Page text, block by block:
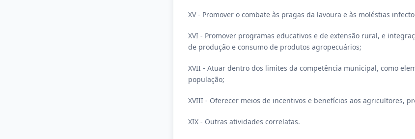
XV - Promover o combate às pragas da lavoura e às moléstias
XVI - Promover programas educativos e de extensão rural, e
de produção e consumo de produtos agropecuários;
XVII - Atuar dentro dos limites da competência municipal, como
população;
XVIII - Oferecer meios de incentivos e benefícios aos agricultores,
XIX - Outras atividades correlatas.